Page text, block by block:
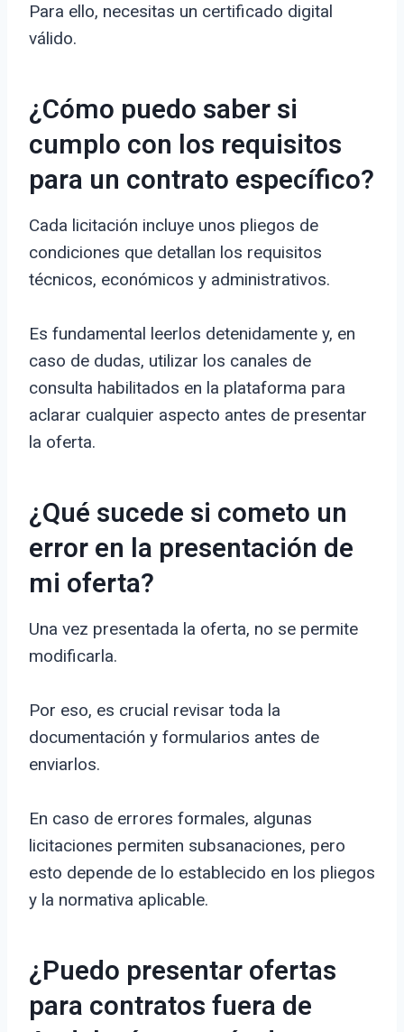
Para ello, necesitas un certificado digital
válido.
¿Cómo puedo saber si
cumplo con los requisitos
para un contrato específico?
Cada licitación incluye unos pliegos de
condiciones que detallan los requisitos
técnicos, económicos y administrativos.
Es fundamental leerlos detenidamente y, en
caso de dudas, utilizar los canales de
consulta habilitados en la plataforma para
aclarar cualquier aspecto antes de presentar
la oferta.
¿Qué sucede si cometo un
error en la presentación de
mi oferta?
Una vez presentada la oferta, no se permite
modificarla.
Por eso, es crucial revisar toda la
documentación y formularios antes de
enviarlos.
En caso de errores formales, algunas
licitaciones permiten subsanaciones, pero
esto depende de lo establecido en los pliegos
y la normativa aplicable.
¿Puedo presentar ofertas
para contratos fuera de